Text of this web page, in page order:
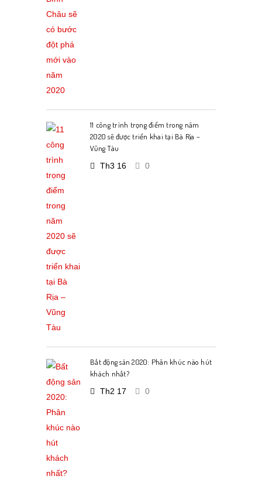
11 công trình trọng điểm trong năm
2020 sẽ được triển khai tại Bà Rịa –
Vũng Tàu
Th3 16
0
Bất động sản 2020: Phân khúc nào hút
khách nhất?
Th2 17
0